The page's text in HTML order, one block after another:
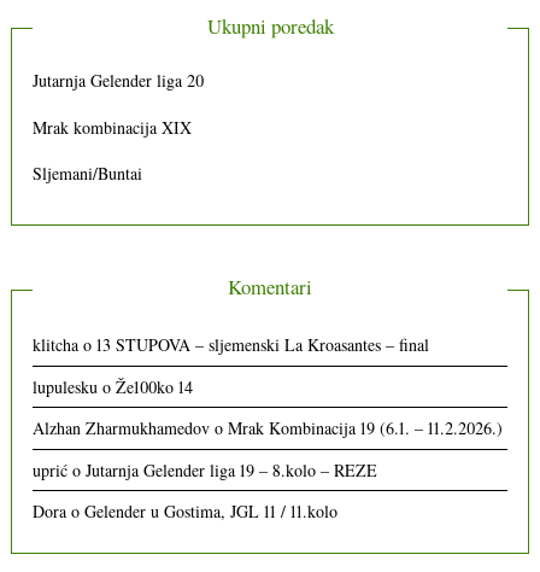
Ukupni poredak
Jutarnja Gelender liga 20
Mrak kombinacija XIX
Sljemani/Buntai
Komentari
klitcha o13 STUPOVA – sljemenski La Kroasantes – final
lupulesku oŽe100ko 14
Alzhan Zharmukhamedov oMrak Kombinacija 19 (6.1. – 11.2.2026.)
uprić oJutarnja Gelender liga 19 – 8.kolo – REZE
Dora oGelender u Gostima, JGL 11 / 11.kolo